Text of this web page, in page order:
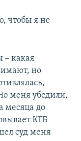
чтобы я не
– какая
но
меня убедили,
месяца до
КГБ
суд меня